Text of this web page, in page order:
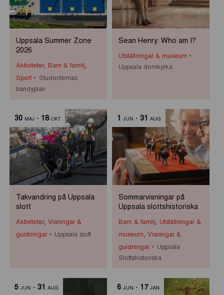
Uppsala Summer Zone
2026
Aktiviteter, Barn & familj,
Sport
Studenternas
bandyplan
Sean Henry: Who am I?
Utställningar & museum
Uppsala domkyrka
30 MAJ - 18 OKT
Takvandring på Uppsala
slott
Aktiviteter, Visningar &
guidningar
Uppsala slott
1 JUN - 31 AUG
Sommarvisningar på
Uppsala slottshistoriska
Barn & familj, Utställningar &
museum, Visningar &
guidningar
Uppsala
Slottshistoriska
5 JUN - 31 AUG 6 JUN - 17 JAN